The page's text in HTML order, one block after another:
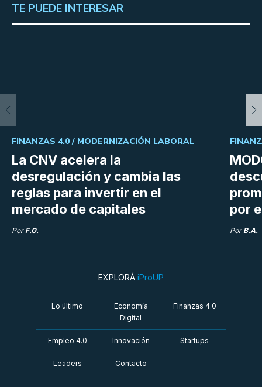
TE PUEDE INTERESAR
La CNV acelera la
desregulación y cambia las
reglas para invertir en el
mercado de capitales
FINANZAS 4.0 / MODERNIZACIÓN LABORAL
Por F.G.
por
Por B.A.
EXPLORÁ iProUP
Lo último
Economía
Digital
Finanzas 4.0
Empleo 4.0 Innovación Startups
Leaders Contacto